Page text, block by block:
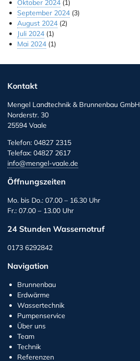
Oktober 2024 (1)
September 2024 (3)
August 2024 (2)
Juli 2024 (1)
Mai 2024 (1)
Kontakt
Mengel Landtechnik & Brunnenbau GmbH
Norderstr. 30
25594 Vaale
Telefon: 04827 2315
Telefax: 04827 2617
info@mengel-vaale.de
Öffnungszeiten
Mo. bis Do.: 07.00 – 16.30 Uhr
Fr.: 07.00 – 13.00 Uhr
24 Stunden Wassernotruf
0173 6292842
Navigation
Brunnenbau
Erdwärme
Wassertechnik
Pumpenservice
Über uns
Team
Technik
Referenzen